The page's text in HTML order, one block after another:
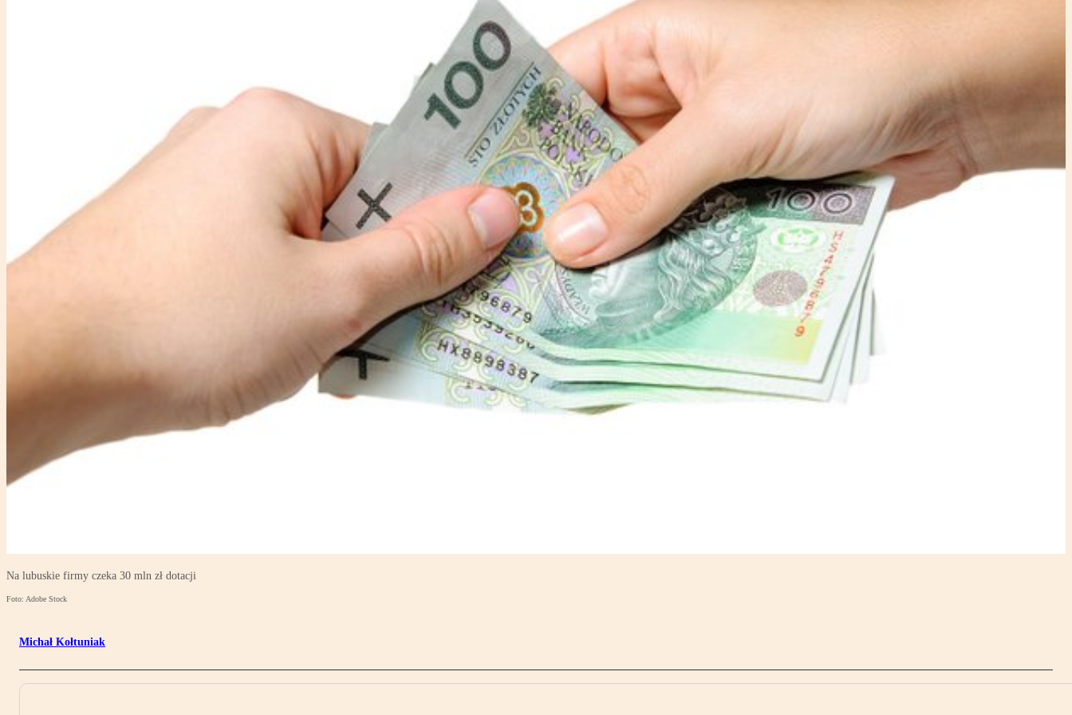
Na lubuskie firmy czeka 30 mln zł dotacji
Foto: Adobe Stock
Michał Kołtuniak